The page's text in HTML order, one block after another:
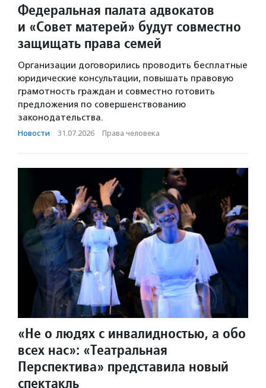
Федеральная палата адвокатов
и «Совет матерей» будут совместно
защищать права семей
Организации договорились проводить бесплатные
юридические консультации, повышать правовую
грамотность граждан и совместно готовить
предложения по совершенствованию
законодательства.
Новости · 31.07.2026 · Права человека
«Не о людях с инвалидностью, а обо
всех нас»: «Театральная
Перспектива» представила новый
спектакль